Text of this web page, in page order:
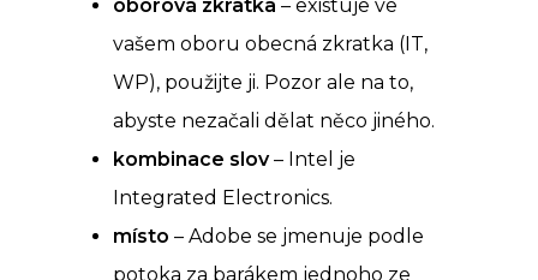
oborová zkratka – existuje ve
vašem oboru obecná zkratka (IT,
WP), použijte ji. Pozor ale na to,
abyste nezačali dělat něco jiného.
kombinace slov– Intel je
Integrated Electronics.
místo – Adobe se jmenuje podle
potoka za barákem jednoho ze